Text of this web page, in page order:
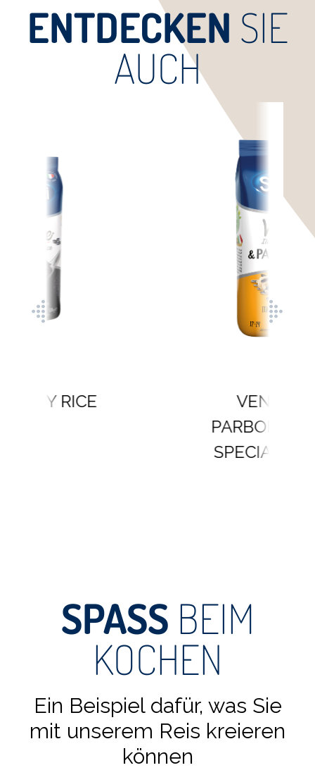
ENTDECKEN SIE
AUCH
PARBOILED RICE
SPECIAL BLEND
SPASS BEIM
KOCHEN
Ein Beispiel dafür, was Sie
mit unserem Reis kreieren
können